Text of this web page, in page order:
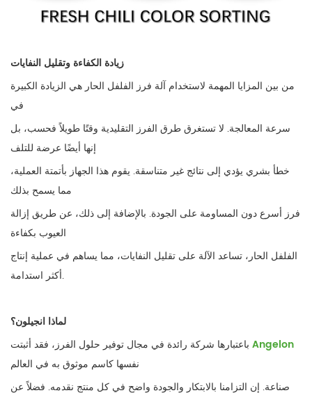
زيادة الكفاءة وتقليل النفايات
من بين المزايا المهمة لاستخدام آلة فرز الفلفل الحار هي الزيادة الكبيرة
سرعة المعالجة. لا تستغرق طرق الفرز التقليدية وقتًا طويلاً فحسب، بل
خطأ بشري يؤدي إلى نتائج غير متناسقة. يقوم هذا الجهاز بأتمتة العملية،
فرز أسرع دون المساومة على الجودة. بالإضافة إلى ذلك، عن طريق إزالة
الفلفل الحار، تساعد الآلة على تقليل النفايات، مما يساهم في عملية إنتاج
أكثر استدامة.
لماذا انجيلون؟
Angelon
صناعة. إن التزامنا بالابتكار والجودة واضح في كل منتج نقدمه. فضلاً عن